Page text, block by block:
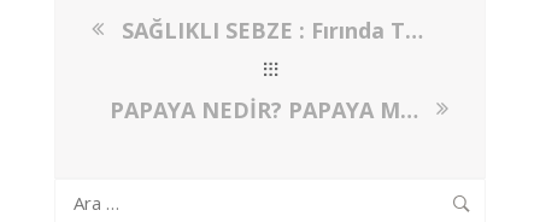
SAĞLIKLI SEBZE : Fırında Turuncu Güzeller
PAPAYA NEDİR? PAPAYA MEYVESİNİN FAYDALARI NELERDİR?
Arama: